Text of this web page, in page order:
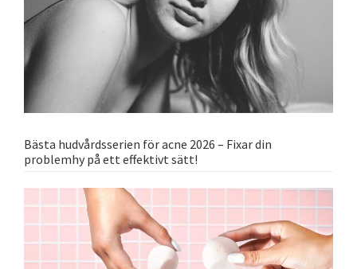
Bästa hudvårdsserien för acne 2026 – Fixar din
problemhy på ett effektivt sätt!